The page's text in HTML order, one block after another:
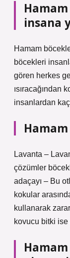
insana
Hamam
böcekleri
gören herkes
ısıracağından
insanlardan
Lavanta –
çözümler
adaçayı – Bu
kokular
kullanarak
kovucu bitki ise
Hamam